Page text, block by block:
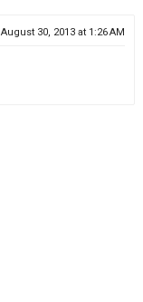
August 30, 2013 at 1:26 AM